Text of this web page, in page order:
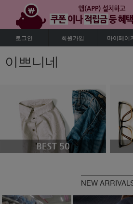
로그인 회원가입 마이페이
이쁘니네
NEW